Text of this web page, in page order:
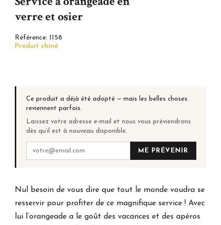
verre et osier
Référence: 1158
Produit chiné
Ce produit a déjà été adopté — mais les belles choses
reviennent parfois.
Laissez votre adresse e-mail et nous vous préviendrons
dès qu’il est à nouveau disponible.
ME PRÉVENIR
Nul besoin de vous dire que tout le monde voudra se
resservir pour profiter de ce magnifique service ! Avec
lui l’orangeade a le goût des vacances et des apéros